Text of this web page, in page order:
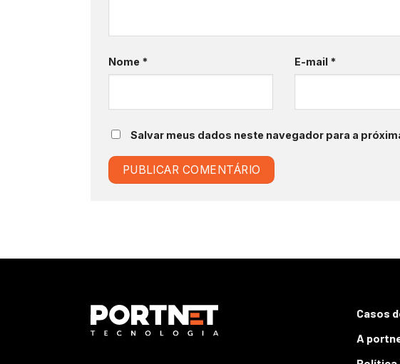
Nome * E-mail *
Salvar meus dados neste navegador para a
Casos
A